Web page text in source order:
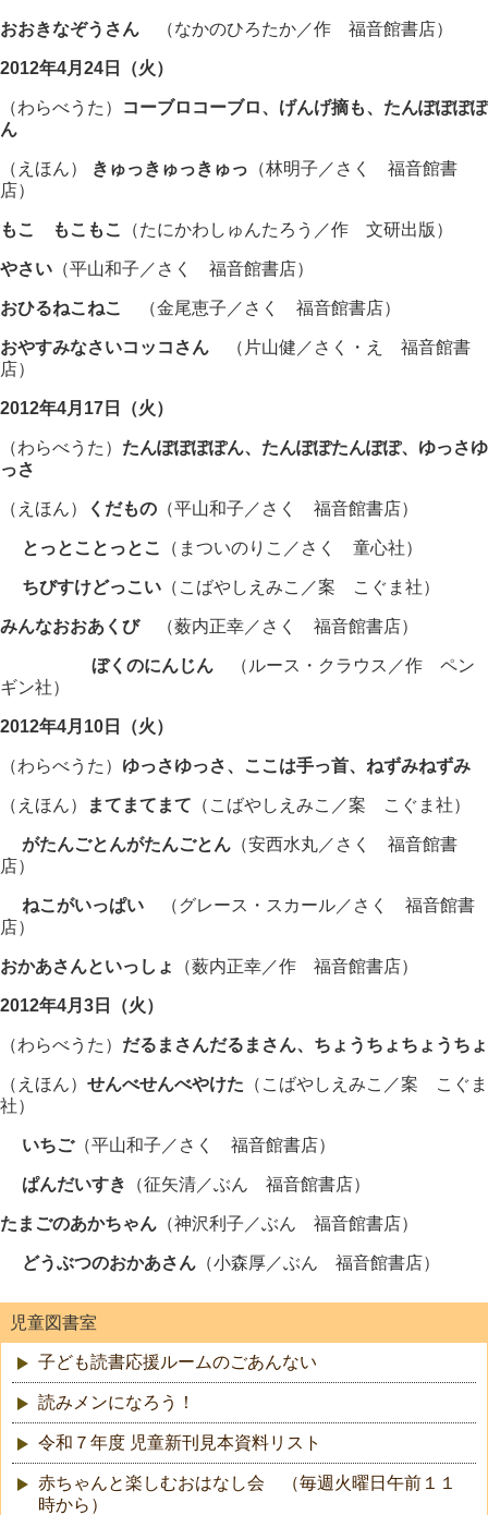
おおきなぞうさん （なかのひろたか／作 福音館書店）
2012年4月24日（火）
（わらべうた）
コーブロコーブロ、げんげ摘も、たんぽぽぽぽ
ん
（えほん） きゅっきゅっきゅっ （林明子／さく 福音館書
店）
もこ もこもこ （たにかわしゅんたろう／作 文研出版）
やさい （平山和子／さく 福音館書店）
おひるねこねこ （金尾恵子／さく 福音館書店）
おやすみなさいコッコさん （片山健／さく・え 福音館書
店）
2012年4月17日（火）
（わらべうた） たんぽぽぽぽん、たんぽぽたんぽぽ、ゆっさゆ
っさ
（えほん） くだもの （平山和子／さく 福音館書店）
とっとことっとこ （まついのりこ／さく 童心社）
ちびすけどっこい （こばやしえみこ／案 こぐま社）
みんなおおあくび（薮内正幸／さく 福音館書店）
ぼくのにんじん （ルース・クラウス／作 ペン
ギン社）
2012年4月10日（火）
（わらべうた） ゆっさゆっさ、ここは手っ首、ねずみねずみ
（えほん） まてまてまて （こばやしえみこ／案 こぐま社）
がたんごとんがたんごとん （安西水丸／さく 福音館書
店）
ねこがいっぱい （グレース・スカール／さく 福音館書
店）
おかあさんといっしょ （薮内正幸／作 福音館書店）
2012年4月3日（火）
（わらべうた） だるまさんだるまさん、ちょうちょちょうちょ
（えほん） せんべせんべやけた （こばやしえみこ／案 こぐま
社）
いちご（平山和子／さく 福音館書店）
ぱんだいすき （征矢清／ぶん 福音館書店）
たまごのあかちゃん （神沢利子／ぶん 福音館書店）
どうぶつのおかあさん （小森厚／ぶん 福音館書店）
児童図書室
子ども読書応援ルームのごあんない
読みメンになろう！
令和７年度 児童新刊見本資料リスト
赤ちゃんと楽しむおはなし会 （毎週火曜日午前１１
時から）